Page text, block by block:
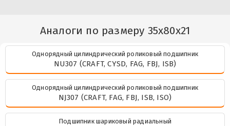
Аналоги по размеру 35x80x21
Однорядный цилиндрический роликовый подшипник
NU307 (CRAFT, CYSD, FAG, FBJ, ISB)
Однорядный цилиндрический роликовый подшипник
NJ307 (CRAFT, FAG, FBJ, ISB, ISO)
Подшипник шариковый радиальный